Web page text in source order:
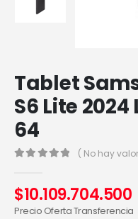
Tablet
S6 Lite 2024
64
( No hay
$10.109.704.500
Precio Oferta Transferencia